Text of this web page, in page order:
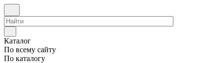
Каталог
По всему сайту
По каталогу